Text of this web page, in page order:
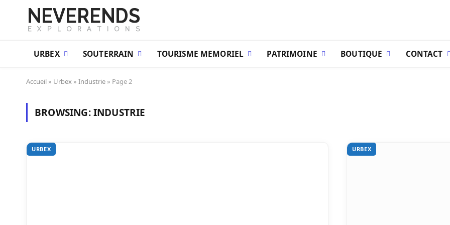
URBEX SOUTERRAIN TOURISME MEMORIEL PATRIMOINE BOUTIQUE CONTACT
Accueil » Urbex » Industrie » Page 2
BROWSING:INDUSTRIE
URBEX URBEX